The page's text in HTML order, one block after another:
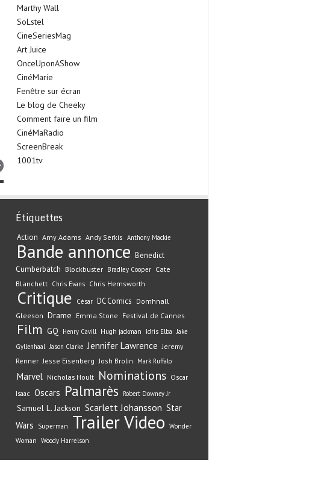
Marthy Wall
SoLstel
CineSeriesMag
Art Juice
OnceUponAShow
CinéMarie
Fenêtre sur écran
Le blog de Cheeky
Comment faire un film
CinéMaRadio
ScreenBreak
1001tv
Étiquettes
Action Amy Adams Andy Serkis Anthony Mackie
Bande annonce Benedict
Cumberbatch Blockbuster Bradley Cooper Cate
Blanchett Chris Evans Chris Hemsworth
Critique César DC Comics Domhnall
Gleeson Drame Emma Stone Festival de Cannes
Film GQ Henry Cavill Hugh jackman Idris Elba Jake
Gyllenhaal Jason Clarke Jennifer Lawrence Jeremy
Renner Jesse Eisenberg Josh Brolin Mark Ruffalo
Marvel Nicholas Hoult Nominations Oscar
Isaac Oscars Palmarès Robert Downey Jr
Samuel L. Jackson Scarlett Johansson Star
Wars
Superman TrailerVideo Wonder
Woman Woody Harrelson